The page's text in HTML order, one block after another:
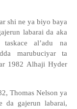
shi ne ya biyo baya
labarai da aka
al’adu na
marubuciyar ta
1982 Alhaji Hyder
Thomas Nelson ya
da gajerun labarai,